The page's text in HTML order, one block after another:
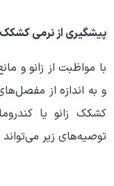
پیشگیری ازنرمی کشکک
با مواظبت از زانو و
و به اندازه از
کشکک زانو یا
توصیه‌های زیر